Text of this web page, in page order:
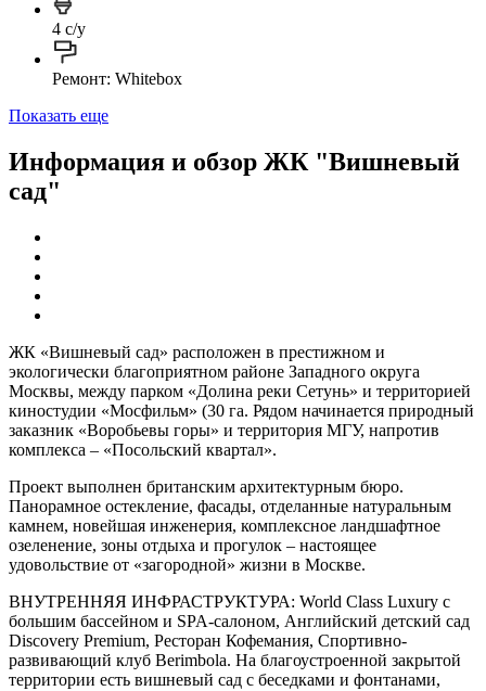
4 с/у
Ремонт: Whitebox
Показать еще
Информация и обзор ЖК "Вишневый
сад"
ЖК «Вишневый сад» расположен в престижном и
экологически благоприятном районе Западного округа
Москвы, между парком «Долина реки Сетунь» и территорией
киностудии «Мосфильм» (30 га. Рядом начинается природный
заказник «Воробьевы горы» и территория МГУ, напротив
комплекса – «Посольский квартал».
Проект выполнен британским архитектурным бюро.
Панорамное остекление, фасады, отделанные натуральным
камнем, новейшая инженерия, комплексное ландшафтное
озеленение, зоны отдыха и прогулок – настоящее
удовольствие от «загородной» жизни в Москве.
ВНУТРЕННЯЯ ИНФРАСТРУКТУРА: World Class Luxury с
большим бассейном и SPA-cалоном, Английский детский сад
Discovery Premium, Ресторан Кофемания, Спортивно-
развивающий клуб Berimbola. На благоустроенной закрытой
территории есть вишневый сад с беседками и фонтанами,